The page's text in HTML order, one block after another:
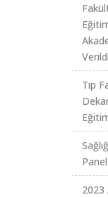
Verildi
Tıp
Panel
2023